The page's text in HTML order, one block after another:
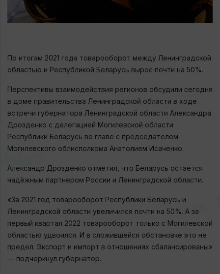
По итогам 2021 года товарооборот между Ленинградской
областью и Республикой Беларусь вырос почти на 50%.
Перспективы взаимодействия регионов обсудили сегодня
в доме правительства Ленинградской области в ходе
встречи губернатора Ленинградской области Александра
Дрозденко с делегацией Могилевской области
Республики Беларусь во главе с председателем
Могилевского облисполкома Анатолием Исаченко.
Александр Дрозденко отметил, что Беларусь остается
надёжным партнером России и Ленинградской области.
«За 2021 год товарооборот Республики Беларусь и
Ленинградской области увеличился почти на 50%. А за
первый квартал 2022 товарооборот только с Могилевской
областью удвоился. И в сложившейся обстановке это не
предел. Экспорт и импорт в отношениях сбалансированы»
— подчеркнул губернатор.